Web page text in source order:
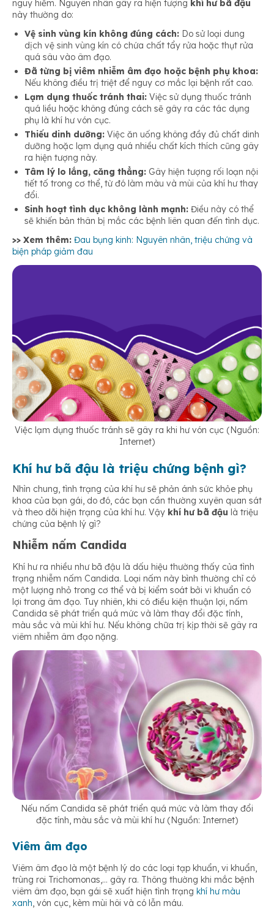
nguy hiểm. Nguyên nhân gây ra hiện tượng khí hư bã đậu
này thường do:
Vệ sinh vùng kín không đúng cách: Do sử loại dung
dịch vệ sinh vùng kín có chứa chất tẩy rửa hoặc thụt rửa
quá sâu vào âm đạo.
Đã từng bị viêm nhiễm âm đạo hoặc bệnh phụ khoa:
Nếu không điều trị triệt để nguy cơ mắc lại bệnh rất cao.
Lạm dụng thuốc tránh thai: Việc sử dụng thuốc tránh
quá liều hoặc không đúng cách sẽ gây ra các tác dụng
phụ là khí hư vón cục.
Thiếu dinh dưỡng: Việc ăn uống không đầy đủ chất dinh
dưỡng hoặc lạm dụng quá nhiều chất kích thích cũng gây
ra hiện tượng này.
Tâm lý lo lắng, căng thẳng: Gây hiện tượng rối loạn nội
tiết tố trong cơ thể, từ đó làm màu và mùi của khí hư thay
đổi.
Sinh hoạt tình dục không lành mạnh: Điều này có thể
sẽ khiến bản thân bị mắc các bệnh liên quan đến tình dục.
>> Xem thêm: Đau bụng kinh: Nguyên nhân, triệu chứng và
biện pháp giảm đau
Việc lạm dụng thuốc tránh sẽ gây ra khi hư vón cục (Nguồn:
Internet)
Khí hư bã đậu là triệu chứng bệnh gì?
Nhìn chung, tình trạng của khí hư sẽ phản ánh sức khỏe phụ
khoa của bạn gái, do đó, các bạn cần thường xuyên quan sát
và theo dõi hiện trạng của khí hư. Vậy khí hư bã đậu là triệu
chứng của bệnh lý gì?
Nhiễm nấm Candida
Khí hư ra nhiều như bã đậu là dấu hiệu thường thấy của tình
trạng nhiễm nấm Candida. Loại nấm này bình thường chỉ có
một lượng nhỏ trong cơ thể và bị kiểm soát bởi vi khuẩn có
lợi trong âm đạo. Tuy nhiên, khi có điều kiện thuận lợi, nấm
Candida sẽ phát triển quá mức và làm thay đổi đặc tính,
màu sắc và mùi khí hư. Nếu không chữa trị kịp thời sẽ gây ra
viêm nhiễm âm đạo nặng.
Nếu nấm Candida sẽ phát triển quá mức và làm thay đổi
đặc tính, màu sắc và mùi khí hư (Nguồn: Internet)
Viêm âm đạo
Viêm âm đạo là một bệnh lý do các loại tạp khuẩn, vi khuẩn,
trùng roi Trichomonas,… gây ra. Thông thường khi mắc bệnh
viêm âm đạo, bạn gái sẽ xuất hiện tình trạng khí hư màu
xanh, vón cục, kèm mùi hôi và có lẫn máu.